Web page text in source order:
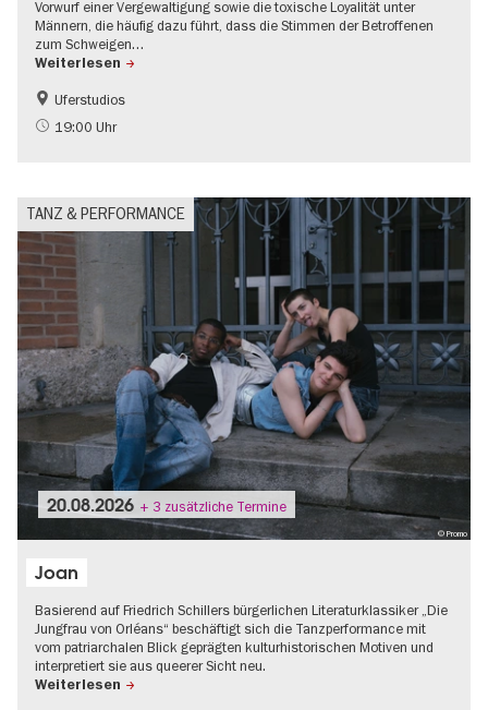
Vorwurf einer Vergewaltigung sowie die toxische Loyalität unter
Männern, die häufig dazu führt, dass die Stimmen der Betroffenen
zum Schweigen…
Weiterlesen
Uferstudios
19:00 Uhr
TANZ & PERFORMANCE
© Promo
20.08.2026 + 3 zusätzliche Termine
Joan
Basierend auf Friedrich Schillers bürgerlichen Literaturklassiker „Die
Jungfrau von Orléans“ beschäftigt sich die Tanzperformance mit
vom patriarchalen Blick geprägten kulturhistorischen Motiven und
interpretiert sie aus queerer Sicht neu.
Weiterlesen